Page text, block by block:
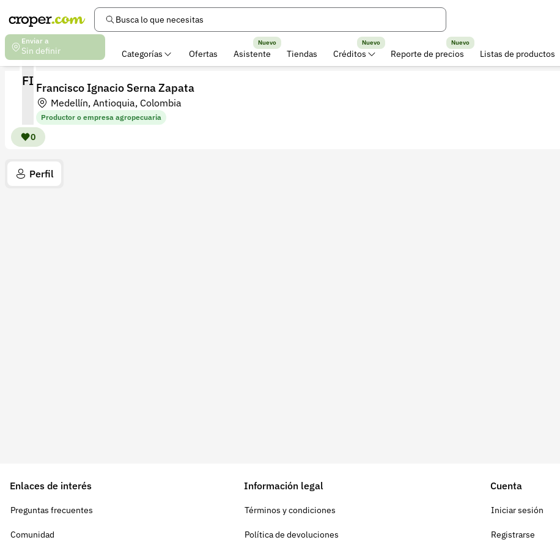
Busca lo que necesitas
Enviar a
Sin definir Categorías Ofertas Asistente
Nuevo
Tiendas Créditos
Nuevo
Reporte de precios
Nuevo
Listas de productos
FI
0
Francisco Ignacio Serna Zapata
Medellín, Antioquia, Colombia
Productor o empresa agropecuaria
Perfil
Enlaces de interés
Preguntas frecuentes
Comunidad
Información legal
Términos y condiciones
Política de devoluciones
Cuenta
Iniciar sesión
Registrarse